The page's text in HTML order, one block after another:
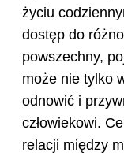
życiu
dostęp do
powszechny,
może nie tylko
odnowić i
człowiekowi.
relacji między